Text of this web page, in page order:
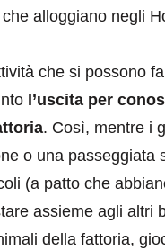
alloggiano negli
che si possono
l’uscita per
. Così, mentre i
o una passeggiata
(a patto che
assieme agli altri
della fattoria,